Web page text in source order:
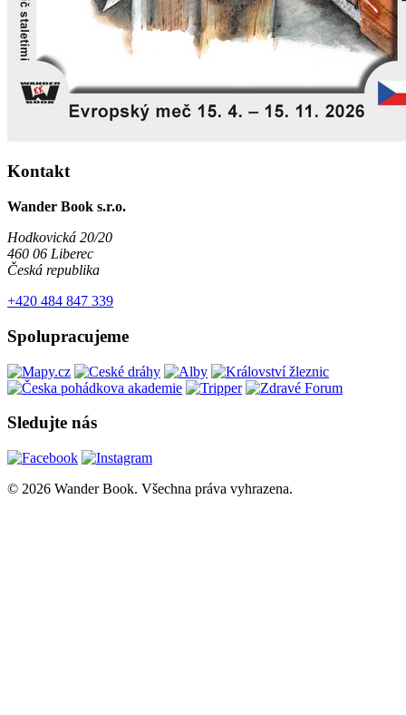
Kontakt
Wander Book s.r.o.
Hodkovická 20/20
460 06 Liberec
Česká republika
+420 484 847 339
Spolupracujeme
Sledujte nás
© 2026 Wander Book. Všechna práva vyhrazena.